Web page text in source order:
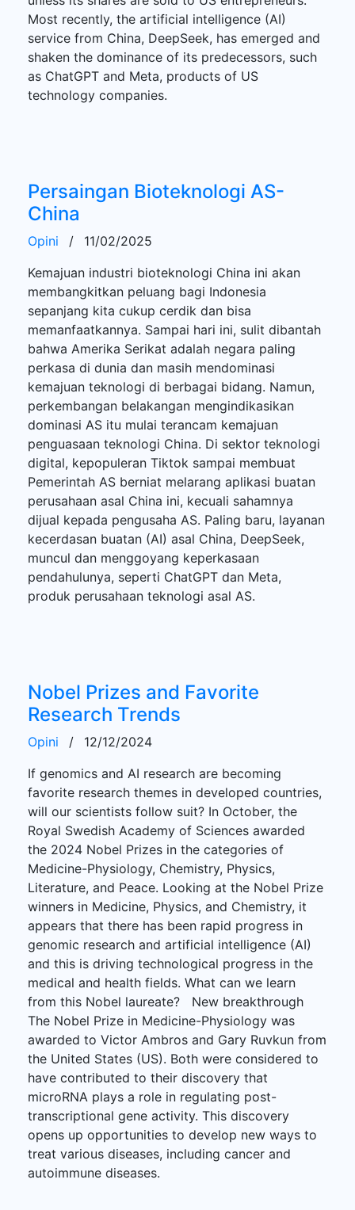
Most recently, the artificial intelligence (AI)
service from China, DeepSeek, has emerged and
shaken the dominance of its predecessors, such
as ChatGPT and Meta, products of US
technology companies.
Persaingan Bioteknologi AS-
China
Opini /
11/02/2025
Kemajuan industri bioteknologi China ini akan
membangkitkan peluang bagi Indonesia
sepanjang kita cukup cerdik dan bisa
memanfaatkannya. Sampai hari ini, sulit dibantah
bahwa Amerika Serikat adalah negara paling
perkasa di dunia dan masih mendominasi
kemajuan teknologi di berbagai bidang. Namun,
perkembangan belakangan mengindikasikan
dominasi AS itu mulai terancam kemajuan
penguasaan teknologi China. Di sektor teknologi
digital, kepopuleran Tiktok sampai membuat
Pemerintah AS berniat melarang aplikasi buatan
perusahaan asal China ini, kecuali sahamnya
dijual kepada pengusaha AS. Paling baru, layanan
kecerdasan buatan (AI) asal China, DeepSeek,
muncul dan menggoyang keperkasaan
pendahulunya, seperti ChatGPT dan Meta,
produk perusahaan teknologi asal AS.
Nobel Prizes and Favorite
Research Trends
Opini /
12/12/2024
If genomics and AI research are becoming
favorite research themes in developed countries,
will our scientists follow suit? In October, the
Royal Swedish Academy of Sciences awarded
the 2024 Nobel Prizes in the categories of
Medicine-Physiology, Chemistry, Physics,
Literature, and Peace. Looking at the Nobel Prize
winners in Medicine, Physics, and Chemistry, it
appears that there has been rapid progress in
genomic research and artificial intelligence (AI)
and this is driving technological progress in the
medical and health fields. What can we learn
from this Nobel laureate? New breakthrough
The Nobel Prize in Medicine-Physiology was
awarded to Victor Ambros and Gary Ruvkun from
the United States (US). Both were considered to
have contributed to their discovery that
microRNA plays a role in regulating post-
transcriptional gene activity. This discovery
opens up opportunities to develop new ways to
treat various diseases, including cancer and
autoimmune diseases.